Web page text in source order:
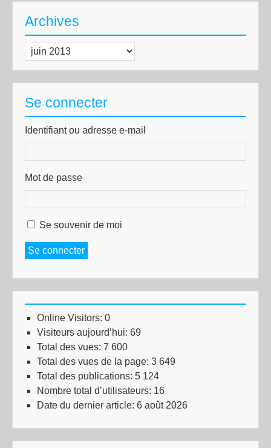
Archives
Archives
Se connecter
Identifiant ou adresse e-mail
Mot de passe
Se souvenir de moi
Se connecter
Online Visitors: 0
Visiteurs aujourd’hui: 69
Total des vues: 7 600
Total des vues de la page: 3 649
Total des publications: 5 124
Nombre total d’utilisateurs: 16
Date du dernier article: 6 août 2026